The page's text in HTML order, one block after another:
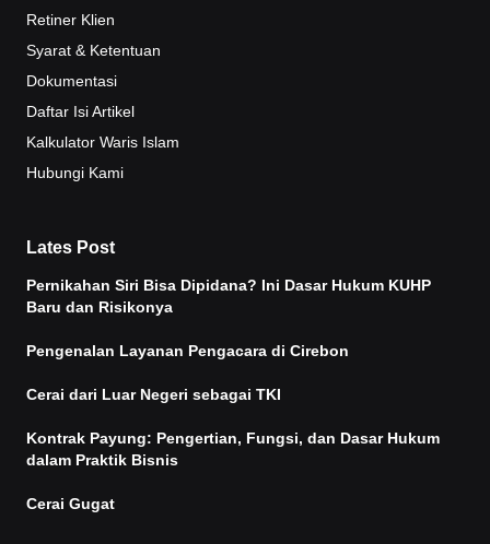
Retiner Klien
Syarat & Ketentuan
Dokumentasi
Daftar Isi Artikel
Kalkulator Waris Islam
Hubungi Kami
Lates Post
Pernikahan Siri Bisa Dipidana? Ini Dasar Hukum KUHP
Baru dan Risikonya
Pengenalan Layanan Pengacara di Cirebon
Cerai dari Luar Negeri sebagai TKI
Kontrak Payung: Pengertian, Fungsi, dan Dasar Hukum
dalam Praktik Bisnis
Cerai Gugat